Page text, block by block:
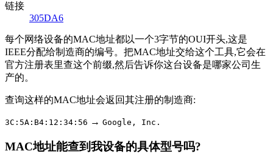
链接
305DA6
每个网络设备的MAC地址都以一个3字节的OUI开头,这是
IEEE分配给制造商的编号。把MAC地址交给这个工具,它会在
官方注册表里查这个前缀,然后告诉你这台设备是哪家公司生
产的。
查询这样的MAC地址会返回其注册的制造商:
3C:5A:B4:12:34:56 → Google, Inc.
MAC地址能查到我设备的具体型号吗?